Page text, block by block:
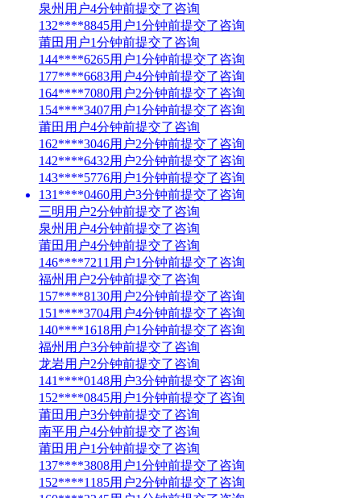
泉州用户4分钟前提交了咨询
132****8845用户1分钟前提交了咨询
莆田用户1分钟前提交了咨询
144****6265用户1分钟前提交了咨询
177****6683用户4分钟前提交了咨询
164****7080用户2分钟前提交了咨询
154****3407用户1分钟前提交了咨询
莆田用户4分钟前提交了咨询
162****3046用户2分钟前提交了咨询
142****6432用户2分钟前提交了咨询
143****5776用户1分钟前提交了咨询
131****0460用户3分钟前提交了咨询
三明用户2分钟前提交了咨询
泉州用户4分钟前提交了咨询
莆田用户4分钟前提交了咨询
146****7211用户1分钟前提交了咨询
福州用户2分钟前提交了咨询
157****8130用户2分钟前提交了咨询
151****3704用户4分钟前提交了咨询
140****1618用户1分钟前提交了咨询
福州用户3分钟前提交了咨询
龙岩用户2分钟前提交了咨询
141****0148用户3分钟前提交了咨询
152****0845用户1分钟前提交了咨询
莆田用户3分钟前提交了咨询
南平用户4分钟前提交了咨询
莆田用户1分钟前提交了咨询
137****3808用户1分钟前提交了咨询
152****1185用户2分钟前提交了咨询